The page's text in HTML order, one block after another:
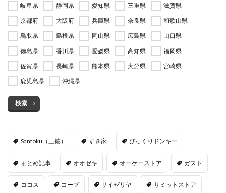
岐阜県
静岡県 愛知県 三重県
滋賀県
京都府
大阪府 兵庫県 奈良県
和歌山県
鳥取県
島根県 岡山県 広島県
山口県
徳島県
香川県 愛媛県 高知県
福岡県
佐賀県
長崎県 熊本県 大分県
宮崎県
鹿児島県
沖縄県
検索
Santoku（三徳） すき家 びっくりドンキー
まとめ記事 オオゼキ オーケーストア ガスト
ココス コープ サイゼリヤ サミットストア